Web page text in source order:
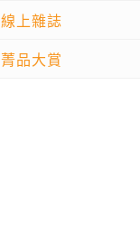
線上雜誌
菁品大賞